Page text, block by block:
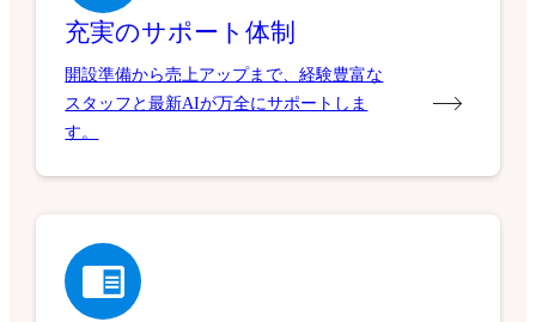
充実のサポート体制
開設準備から売上アップまで、経験豊富な
スタッフと最新AIが万全にサポートしま
す。